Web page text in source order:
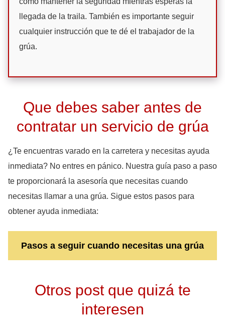
llegada de la traila. También es importante seguir
cualquier instrucción que te dé el trabajador de la
grúa.
Que debes saber antes de
contratar un servicio de grúa
¿Te encuentras varado en la carretera y necesitas ayuda
inmediata? No entres en pánico. Nuestra guía paso a paso
te proporcionará la asesoría que necesitas cuando
necesitas llamar a una grúa. Sigue estos pasos para
obtener ayuda inmediata:
Pasos a seguir cuando necesitas una grúa
Otros post que quizá te
interesen